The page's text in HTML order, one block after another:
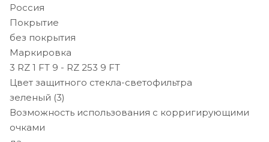
Россия
Покрытие
без покрытия
Маркировка
3 RZ 1 FT 9 - RZ 253 9 FT
Цвет защитного стекла-светофильтра
зеленый (3)
Возможность использования с корригирующими
очками